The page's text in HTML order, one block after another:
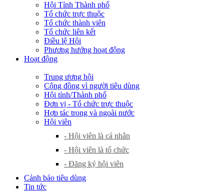
Hội Tỉnh Thành phố
Tổ chức trực thuộc
Tổ chức thành viên
Tổ chức liên kết
Điều lệ Hội
Phương hướng hoạt động
Hoạt động
Trung ương hội
Cộng đồng vì người tiêu dùng
Hội tỉnh/Thành phố
Đơn vị - Tổ chức trực thuộc
Hợp tác trong và ngoài nước
Hội viên
- Hội viên là cá nhân
- Hội viên là tổ chức
- Đăng ký hội viên
Cảnh báo tiêu dùng
Tin tức